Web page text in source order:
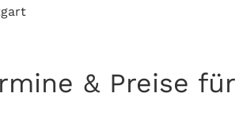
& Preise